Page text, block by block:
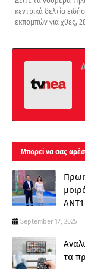
κεντρικά δελτία
εκπομπών για χθες,
Μπορεί να σας
ΑΝΤ1
September 17, 2025
τα